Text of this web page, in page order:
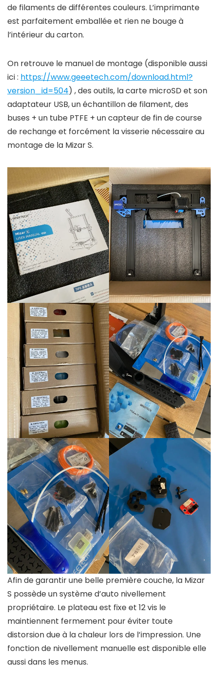
de filaments de différentes couleurs. L’imprimante
est parfaitement emballée et rien ne bouge à
l’intérieur du carton.
On retrouve le manuel de montage (disponible aussi
ici : https://www.geeetech.com/download.html?
version_id=504) , des outils, la carte microSD et son
adaptateur USB, un échantillon de filament, des
buses + un tube PTFE + un capteur de fin de course
de rechange et forcément la visserie nécessaire au
montage de la Mizar S.
Afin de garantir une belle première couche, la Mizar
S possède un système d’auto nivellement
propriétaire. Le plateau est fixe et 12 vis le
maintiennent fermement pour éviter toute
distorsion due à la chaleur lors de l’impression. Une
fonction de nivellement manuelle est disponible elle
aussi dans les menus.